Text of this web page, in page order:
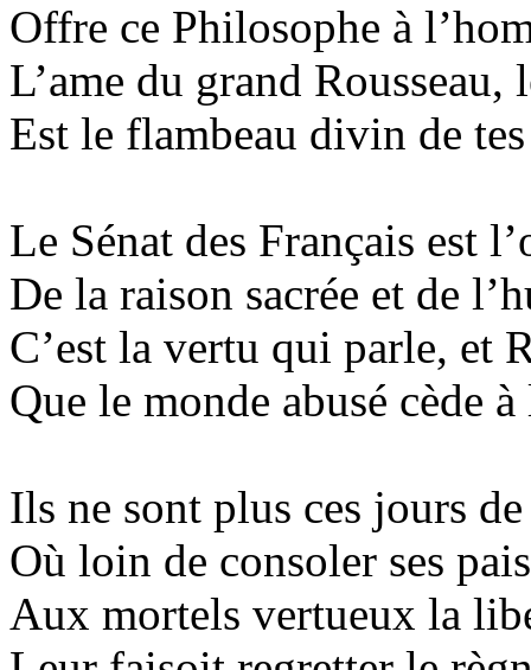
Offre ce Philosophe à
L’ame du grand Rousseau,
Est le flambeau divin de
Le Sénat des Français est
De la raison sacrée et de
C’est la vertu qui parle, et
Que le monde abusé cède
Ils ne sont plus ces jours
Où loin de consoler ses
Aux mortels vertueux la